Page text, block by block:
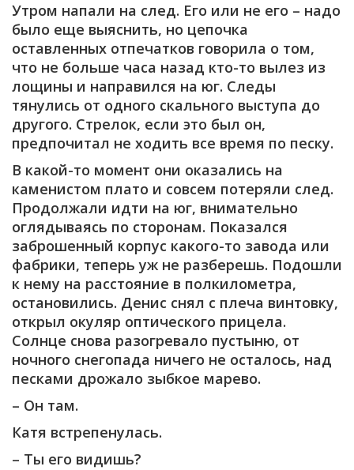
Утром напали на след. Его или не его – надо
было еще выяснить, но цепочка
оставленных отпечатков говорила о том,
что не больше часа назад кто-то вылез из
лощины и направился на юг. Следы
тянулись от одного скального выступа до
другого. Стрелок, если это был он,
предпочитал не ходить все время по песку.
В какой-то момент они оказались на
каменистом плато и совсем потеряли след.
Продолжали идти на юг, внимательно
оглядываясь по сторонам. Показался
заброшенный корпус какого-то завода или
фабрики, теперь уж не разберешь. Подошли
к нему на расстояние в полкилометра,
остановились. Денис снял с плеча винтовку,
открыл окуляр оптического прицела.
Солнце снова разогревало пустыню, от
ночного снегопада ничего не осталось, над
песками дрожало зыбкое марево.
– Он там.
Катя встрепенулась.
– Ты его видишь?